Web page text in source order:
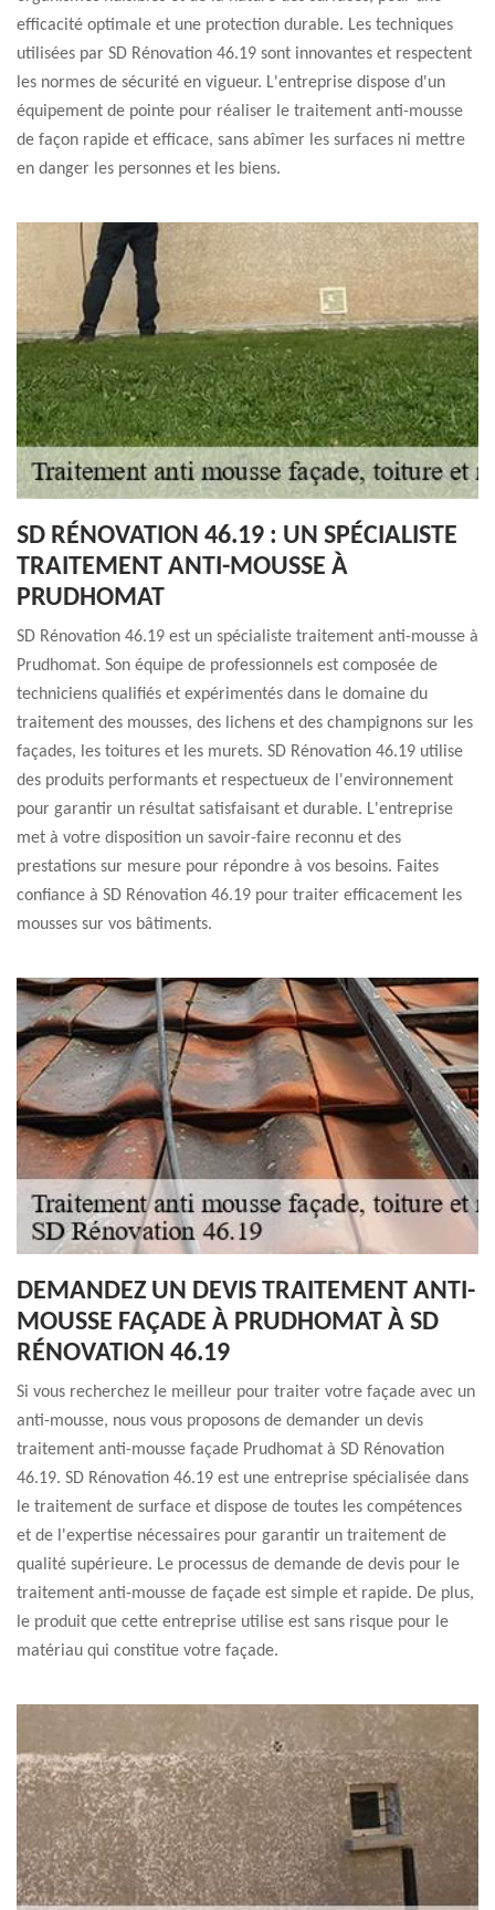
efficacité optimale et une protection durable. Les techniques
utilisées par SD Rénovation 46.19 sont innovantes et respectent
les normes de sécurité en vigueur. L'entreprise dispose d'un
équipement de pointe pour réaliser le traitement anti-mousse
de façon rapide et efficace, sans abîmer les surfaces ni mettre
en danger les personnes et les biens.
SD RÉNOVATION 46.19 : UN SPÉCIALISTE
TRAITEMENT ANTI-MOUSSE À
PRUDHOMAT
SD Rénovation 46.19 est un spécialiste traitement anti-mousse à
Prudhomat. Son équipe de professionnels est composée de
techniciens qualifiés et expérimentés dans le domaine du
traitement des mousses, des lichens et des champignons sur les
façades, les toitures et les murets. SD Rénovation 46.19 utilise
des produits performants et respectueux de l'environnement
pour garantir un résultat satisfaisant et durable. L'entreprise
met à votre disposition un savoir-faire reconnu et des
prestations sur mesure pour répondre à vos besoins. Faites
confiance à SD Rénovation 46.19 pour traiter efficacement les
mousses sur vos bâtiments.
DEMANDEZ UN DEVIS TRAITEMENT ANTI-
MOUSSE FAÇADE À PRUDHOMAT À SD
RÉNOVATION 46.19
Si vous recherchez le meilleur pour traiter votre façade avec un
anti-mousse, nous vous proposons de demander un devis
traitement anti-mousse façade Prudhomat à SD Rénovation
46.19. SD Rénovation 46.19 est une entreprise spécialisée dans
le traitement de surface et dispose de toutes les compétences
et de l'expertise nécessaires pour garantir un traitement de
qualité supérieure. Le processus de demande de devis pour le
traitement anti-mousse de façade est simple et rapide. De plus,
le produit que cette entreprise utilise est sans risque pour le
matériau qui constitue votre façade.